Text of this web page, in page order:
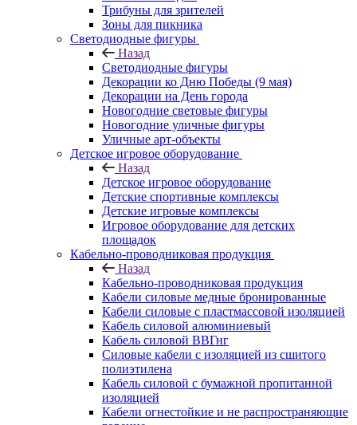
Трибуны для зрителей
Зоны для пикника
Светодиодные фигуры
Назад
Светодиодные фигуры
Декорации ко Дню Победы (9 мая)
Декорации на День города
Новогодние световые фигуры
Новогодние уличные фигуры
Уличные арт-объекты
Детское игровое оборудование
Назад
Детское игровое оборудование
Детские спортивные комплексы
Детские игровые комплексы
Игровое оборудование для детских
площадок
Кабельно-проводниковая продукция
Назад
Кабельно-проводниковая продукция
Кабели силовые медные бронированные
Кабели силовые с пластмассовой изоляцией
Кабель силовой алюминиевый
Кабель силовой ВВГнг
Силовые кабели с изоляцией из сшитого
полиэтилена
Кабель силовой с бумажной пропитанной
изоляцией
Кабели огнестойкие и не распространяющие